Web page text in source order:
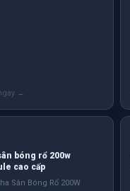
bóng rổ 200w
cao cấp
Sân Bóng Rổ 200W